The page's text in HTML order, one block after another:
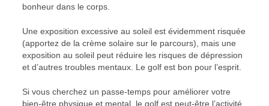
bonheur dans le corps.
Une exposition excessive au soleil est évidemment risquée
(apportez de la crème solaire sur le parcours), mais une
exposition au soleil peut réduire les risques de dépression
et d’autres troubles mentaux. Le golf est bon pour l’esprit.
Si vous cherchez un passe-temps pour améliorer votre
bien-être physique et mental, le golf est peut-être l’activité